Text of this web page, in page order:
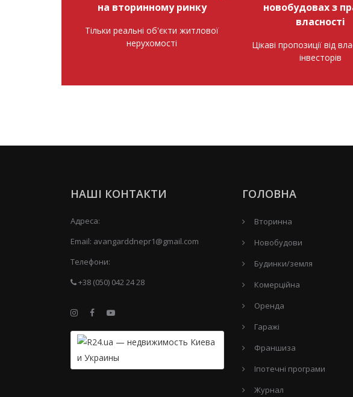
на вторинному ринку
Тільки реальні об'єкти житлової
нерухомості
новобудовах з
власності
Цікаві пропозиції від
інвесторів
НАШІ КОНТАКТИ
Адреса:
Email: avangarddnepr1@gmail.com
Телефони:
+38 (050) 042 24 28
ГОЛОВНА
Вторинна
Новобудови
Будинки/земля
Комерційна
Оренда
Гаражі
Франшиза
Іпотечні програми
Журнал